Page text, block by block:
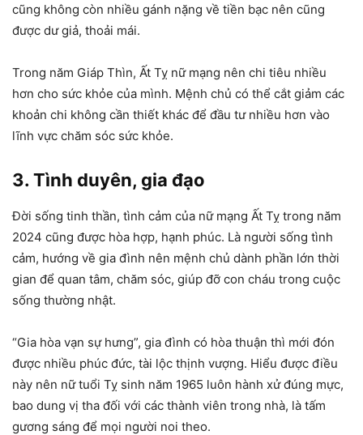
cũng không còn nhiều gánh nặng về tiền bạc nên cũng
được dư giả, thoải mái.
Trong năm Giáp Thìn, Ất Tỵ nữ mạng nên chi tiêu nhiều
hơn cho sức khỏe của mình. Mệnh chủ có thể cắt giảm các
khoản chi không cần thiết khác để đầu tư nhiều hơn vào
lĩnh vực chăm sóc sức khỏe.
3. Tình duyên, gia đạo
Đời sống tinh thần, tình cảm của nữ mạng Ất Tỵ trong năm
2024 cũng được hòa hợp, hạnh phúc. Là người sống tình
cảm, hướng về gia đình nên mệnh chủ dành phần lớn thời
gian để quan tâm, chăm sóc, giúp đỡ con cháu trong cuộc
sống thường nhật.
“Gia hòa vạn sự hưng”, gia đình có hòa thuận thì mới đón
được nhiều phúc đức, tài lộc thịnh vượng. Hiểu được điều
này nên nữ tuổi Tỵ sinh năm 1965 luôn hành xử đúng mực,
bao dung vị tha đối với các thành viên trong nhà, là tấm
gương sáng để mọi người noi theo.